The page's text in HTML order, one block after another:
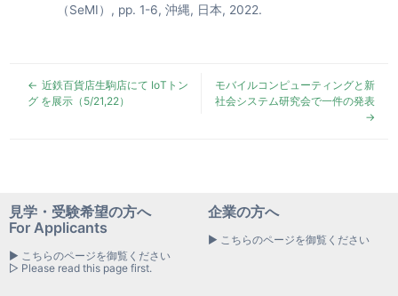
（SeMI）, pp. 1-6, 沖縄, 日本, 2022.
近鉄百貨店生駒店にて IoTトン
グ を展示（5/21,22）
モバイルコンピューティングと新
社会システム研究会で一件の発表
見学・受験希望の方へ
For Applicants
▶ こちらのページを御覧ください
▷ Please read this page first.
企業の方へ
▶ こちらのページを御覧ください